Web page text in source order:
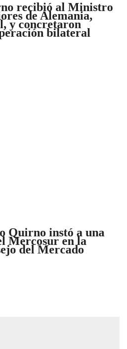
recibió al Ministro
de Alemania,
y concretaron
bilateral
Quirno instó a una
Mercosur en la
del Mercado